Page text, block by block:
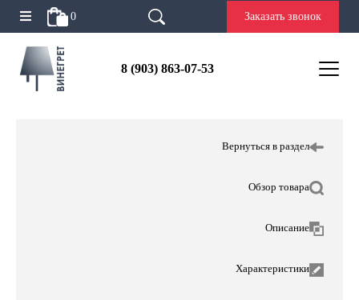
0 Заказать звонок
8 (903) 863-07-53
Вернуться в раздел
Обзор товара
Описание
Характеристики